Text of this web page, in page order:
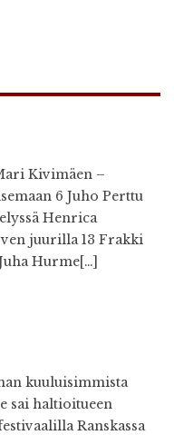
Kivimäen –
6 Juho Perttu
Henrica
juurilla 13 Frakki
Hurme[…]
kuuluisimmista
sai haltioitueen
Ranskassa